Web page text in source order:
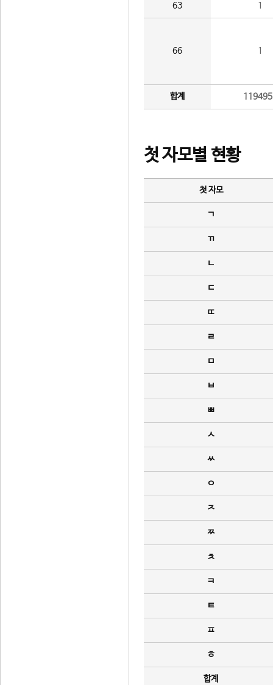
63 1
66 1
합계
첫 자모별 현황
첫 자모
ㄱ
ㄲ
ㄴ
ㄷ
ㄸ
ㄹ
ㅁ
ㅂ
ㅃ
ㅅ
ㅆ
ㅇ
ㅈ
ㅉ
ㅊ
ㅋ
ㅌ
ㅍ
ㅎ
합계